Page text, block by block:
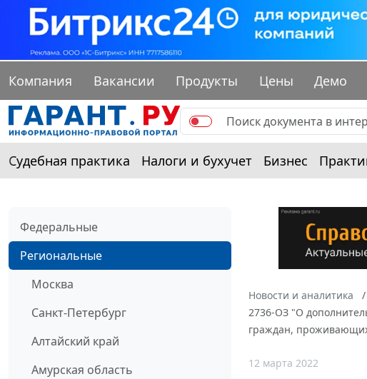
Компания Вакансии Продукты Цены Демо
Судебная практика Налоги и бухучет Бизнес
Федеральные
Региональные
Москва
Санкт-Петербург
Алтайский край
Амурская область
Новости и аналитика
2736-ОЗ "О
граждан,
12 марта 2022